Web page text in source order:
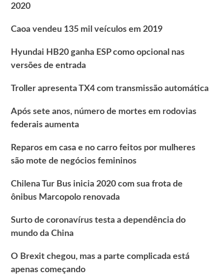
2020
Caoa vendeu 135 mil veículos em 2019
Hyundai HB20 ganha ESP como opcional nas
versões de entrada
Troller apresenta TX4 com transmissão automática
Após sete anos, número de mortes em rodovias
federais aumenta
Reparos em casa e no carro feitos por mulheres
são mote de negócios femininos
Chilena Tur Bus inicia 2020 com sua frota de
ônibus Marcopolo renovada
Surto de coronavírus testa a dependência do
mundo da China
O Brexit chegou, mas a parte complicada está
apenas começando